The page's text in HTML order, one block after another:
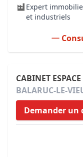
Expert
et industriels
CABINET
BALARUC-LE-
Demander un